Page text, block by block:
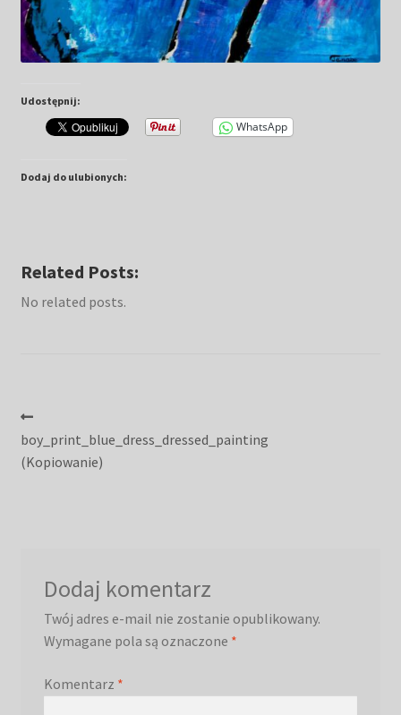
Udostępnij:
WhatsApp
Dodaj do ulubionych:
Related Posts:
No related posts.
Nawigacja
wpisu
wpis:
boy_print_blue_dress_dressed_painting
(Kopiowanie)
Dodaj komentarz
Twój adres e-mail nie zostanie opublikowany.
Wymagane pola są oznaczone *
Komentarz *